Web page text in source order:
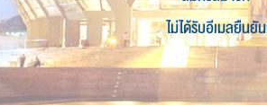
ไม่ได้รับอีเมลยืน